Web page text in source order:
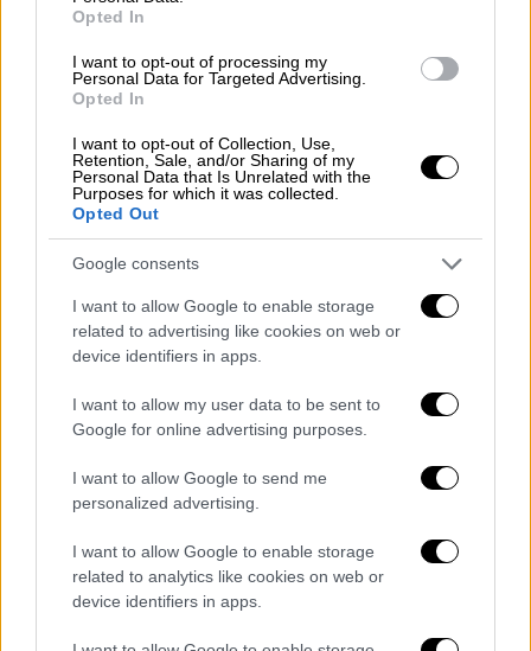
Opted In
I want to opt-out of processing my
Personal Data for Targeted Advertising.
Opted In
I want to opt-out of Collection, Use,
Retention, Sale, and/or Sharing of my
Personal Data that Is Unrelated with the
Purposes for which it was collected.
Opted Out
Google consents
I want to allow Google to enable storage
related to advertising like cookies on web or
device identifiers in apps.
I want to allow my user data to be sent to
Google for online advertising purposes.
I want to allow Google to send me
personalized advertising.
I want to allow Google to enable storage
related to analytics like cookies on web or
device identifiers in apps.
ρόλο του, αποκαλώντας τους «τεμπέληδες»,
Η πορεία του ξεκίνησε από το θέατρο, ενώ
δασκάλους όπως ηStella Adlerκαι ο
Lee
Strasberg. Συνεργάστηκε με σημαντικούς
δημιουργούς, ανάμεσά τους και ο
Lumet, συμμετέχοντας σε ταινίες όπως το
«Serpico» με τον
video